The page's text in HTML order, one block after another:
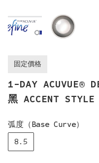
固定價格
1-DAY ACUVUE®
黑 ACCENT STYLE
弧度（Base Curve）
8.5